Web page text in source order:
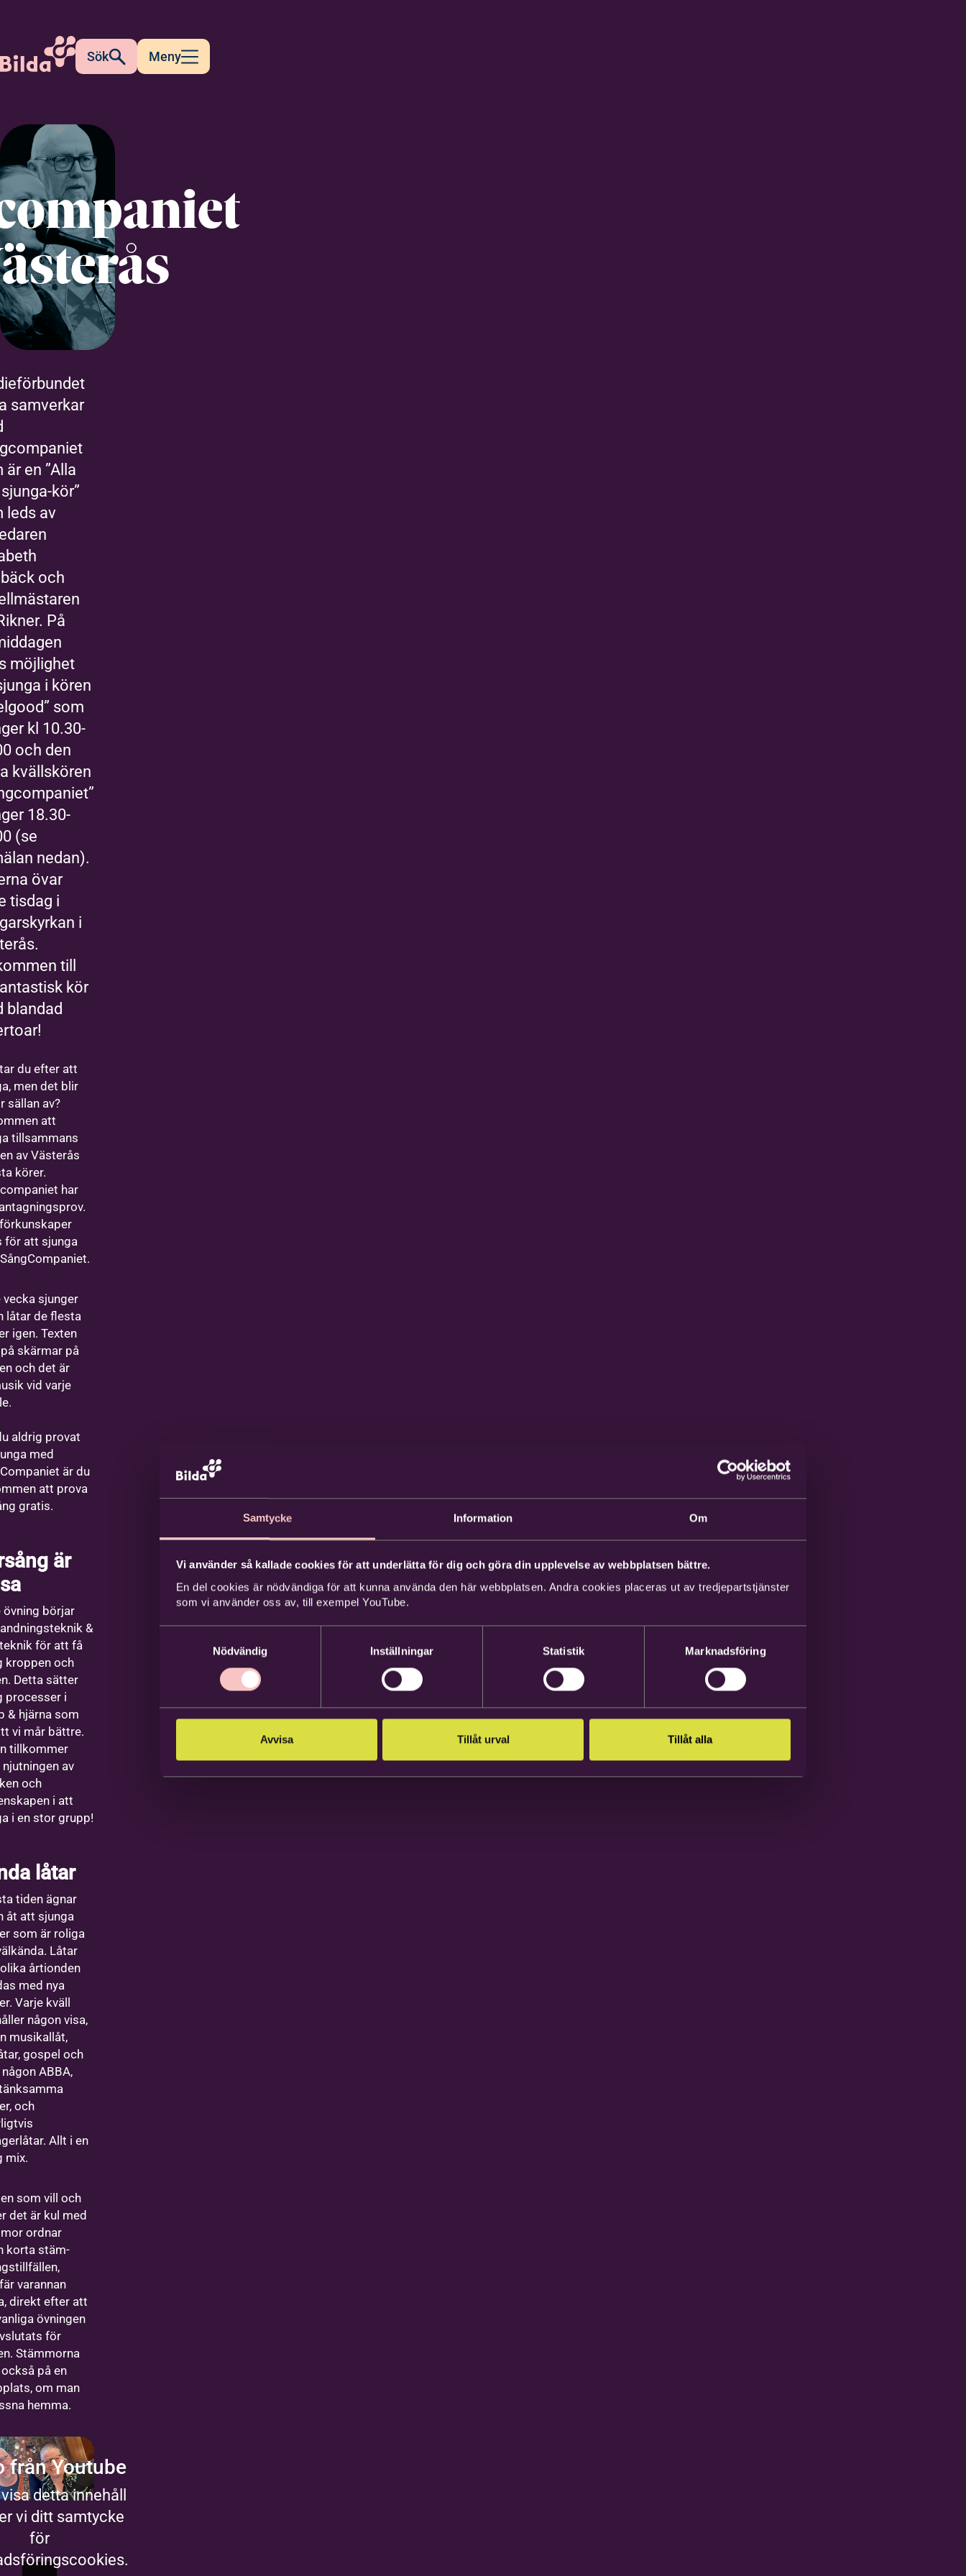
Samtycke Information Om
Vi använder så kallade cookies för att underlätta för dig och göra din upplevelse av webbplatsen bättre.
En del cookies är nödvändiga för att kunna använda den här webbplatsen. Andra cookies placeras ut av tredjepartstjänster
som vi använder oss av, till exempel YouTube.
Nödvändig
Inställningar Statistik Marknadsföring
Avvisa Tillåt urval Tillåt alla
Sök Meny
samverkar
är en ”Alla
kör”
leds av
och
På
möjlighet
i kören
som
kl 10.30-
och den
kvällskören
18.30-
(se
nedan).
övar
tisdag i
i
till
kör
blandad
du efter att
men det blir
sällan av?
att
tillsammans
av Västerås
körer.
har
för att sjunga
vecka sjunger
låtar de flesta
igen. Texten
skärmar på
och det är
vid varje
aldrig provat
med
är du
att prova
gratis.
är
övning börjar
&
för att få
kroppen och
Detta sätter
processer i
& hjärna som
vi mår bättre.
tillkommer
av
och
i att
i en stor grupp!
låtar
tiden ägnar
åt att sjunga
som är roliga
Låtar
årtionden
med nya
Varje kväll
någon visa,
musikallåt,
gospel och
ABBA,
och
Allt i en
mix.
som vill och
det är kul med
ordnar
korta stäm-
varannan
direkt efter att
övningen
för
Stämmorna
på en
om man
hemma.
från Youtube
detta innehåll
vi ditt samtycke
för